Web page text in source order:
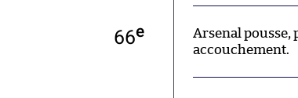
66e
Arsenal pousse,
accouchement.